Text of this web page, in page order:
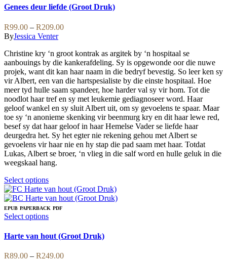
has
multiple
variants.
The
options
may
be
chosen
on
the
product
page
Genees deur liefde (Groot Druk)
R99.00 – R209.00Price
through
R209.00
ByJessica Venter
Christine kry ‘n groot kontrak as argitek by ‘n hospitaal se
aanbouings by die kankerafdeling. Sy is opgewonde oor die nuwe
projek, want dit kan haar naam in die bedryf bevestig. So leer ken sy
vir Albert, een van die hartspesialiste by die einste hospitaal. Hoe
meer tyd hulle saam spandeer, hoe harder val sy vir hom. Tot die
noodlot haar tref en sy met leukemie gediagnoseer word. Haar
geloof wankel en sy sluit Albert uit, om sy gevoelens te spaar. Maar
toe sy ‘n anonieme skenking vir beenmurg kry en dit haar lewe red,
besef sy dat haar geloof in haar Hemelse Vader se liefde haar
deurgedra het. Sy het egter nie rekening gehou met Albert se
gevoelens vir haar nie en hy stap die pad saam met haar. Totdat
Lukas, Albert se broer, ‘n vlieg in die salf word en hulle geluk in die
weegskaal hang.
Select optionsThis
product
has
multiple
variants.
options
may
be
EPUB PAPERBACK PDF
Select optionsThis
has
multiple
variants.
Harte van hout (Groot Druk)
R89.00 – R249.00Price